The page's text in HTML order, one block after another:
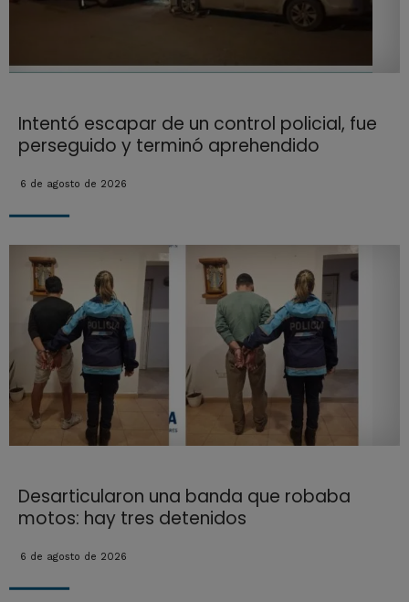
Intentó escapar de un control policial, fue
perseguido y terminó aprehendido
6 de agosto de 2026
Desarticularon una banda que robaba
motos: hay tres detenidos
6 de agosto de 2026